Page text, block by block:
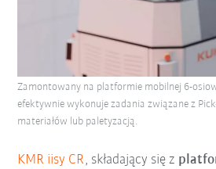
KMR iisy CR, składający się z
Zamontowany na platformie mobilnej 6-
efektywnie wykonuje zadania związane z
materiałów lub paletyzacją.